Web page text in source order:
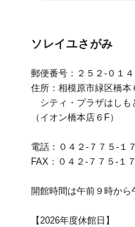
ソレイユさがみ
郵便番号：２５２-０１４
住所：相模原市緑区橋本
シティ・プラザはしも
（イオン橋本店６F）
電話：０４２-７７５-１
FAX：０４２-７７５-１
開館時間は午前９時から
【2026年度休館日】